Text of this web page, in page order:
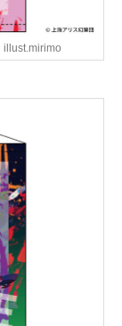
illust.mirimo